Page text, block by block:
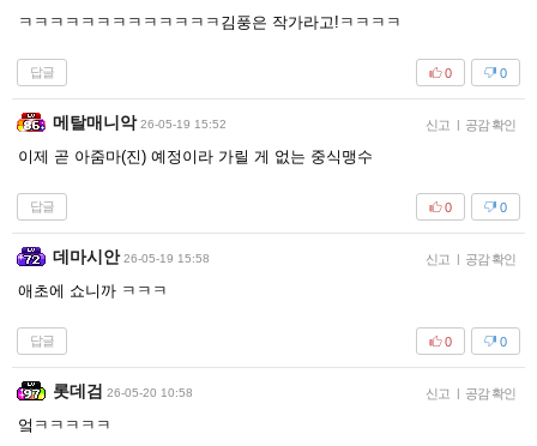
ㅋㅋㅋㅋㅋㅋㅋㅋㅋㅋㅋㅋㅋ김풍은 작가라고!ㅋㅋㅋㅋ
답글 0
0
메탈매니악 26-05-19 15:52 신고 | 공감 확인
이제 곧 아줌마(진) 예정이라 가릴 게 없는 중식맹수
답글 0
0
데마시안 26-05-19 15:58 신고 | 공감 확인
애초에 쇼니까 ㅋㅋㅋ
답글 0
0
롯데검 26-05-20 10:58 신고 | 공감 확인
엌ㅋㅋㅋㅋㅋ